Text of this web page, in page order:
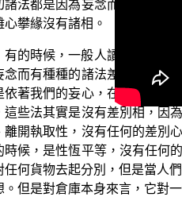
諸法都是因為妄念而有種種的
心攀緣沒有諸相。
有的時候，一般人讀到這裡，
念而有種種的諸法差別，接著
依著我們的妄心，在上面不斷
這些法其實是沒有差別相，因
離開執取性，沒有任何的差別
時候，是性恆平等，沒有任何
任何貨物去起分別，但是當人
。但是對倉庫本身來言，它對